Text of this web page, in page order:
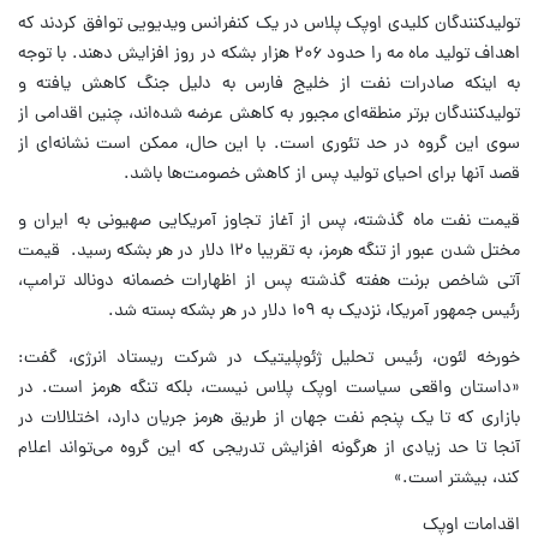
تولیدکنندگان کلیدی اوپک پلاس در یک کنفرانس ویدیویی توافق کردند که
اهداف تولید ماه مه را حدود ۲۰۶ هزار بشکه در روز افزایش دهند. با توجه
به اینکه صادرات نفت از خلیج فارس به دلیل جنگ کاهش یافته و
تولیدکنندگان برتر منطقه‌ای مجبور به کاهش عرضه شده‌اند، چنین اقدامی از
سوی این گروه در حد تئوری است. با این حال، ممکن است نشانه‌ای از
قصد آنها برای احیای تولید پس از کاهش خصومت‌ها باشد.
قیمت نفت ماه گذشته، پس از آغاز تجاوز آمریکایی صهیونی به ایران و
مختل شدن عبور از تنگه هرمز، به تقریبا ۱۲۰ دلار در هر بشکه رسید. قیمت
آتی شاخص برنت هفته گذشته پس از اظهارات خصمانه دونالد ترامپ،
رئیس جمهور آمریکا، نزدیک به ۱۰۹ دلار در هر بشکه بسته شد.
خورخه لئون، رئیس تحلیل ژئوپلیتیک در شرکت ریستاد انرژی، گفت:
«داستان واقعی سیاست اوپک پلاس نیست، بلکه تنگه هرمز است. در
بازاری که تا یک پنجم نفت جهان از طریق هرمز جریان دارد، اختلالات در
آنجا تا حد زیادی از هرگونه افزایش تدریجی که این گروه می‌تواند اعلام
کند، بیشتر است.»
اقدامات اوپک